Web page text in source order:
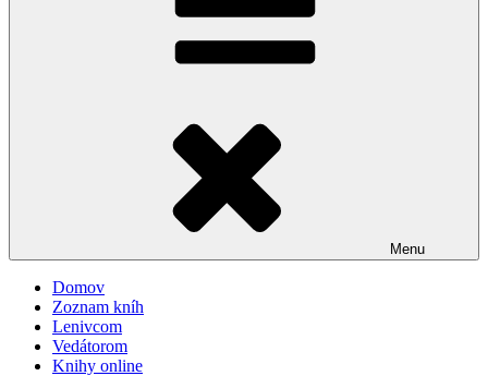
Menu
Domov
Zoznam kníh
Lenivcom
Vedátorom
Knihy online